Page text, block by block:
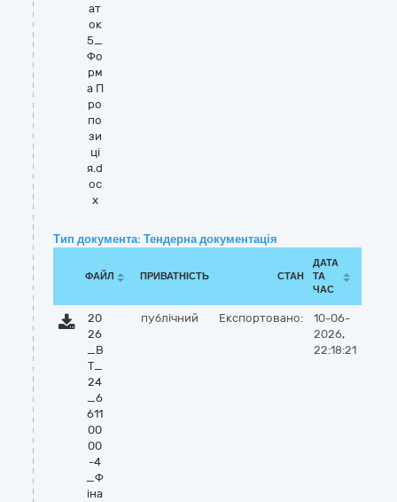
ат
ок
5_
Фо
рм
а П
ро
по
зи
ці
я.d
oc
x
Тип документа: Тендерна документація
ФАЙЛ ПРИВАТНІСТЬ СТАН
ДАТА
ТА
ЧАС
20
26
_В
Т_
24
_6
611
00
00
-4
_Ф
іна
публічний Експортовано:
10-06-
2026,
22:18:21